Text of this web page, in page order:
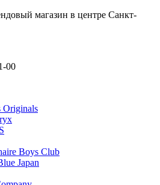
магазин в центре Санкт-
00
Originals
Boys Club
Japan